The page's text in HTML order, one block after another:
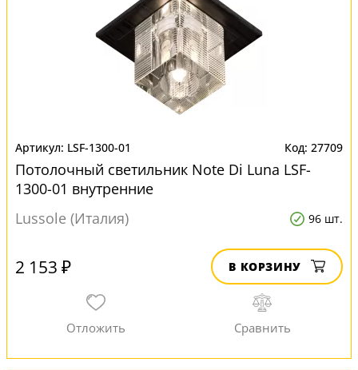
LSF-1300-01 27709
Потолочный светильник Note Di Luna LSF-
1300-01 внутренние
Lussole (Италия)
96 шт.
2 153 ₽ В КОРЗИНУ